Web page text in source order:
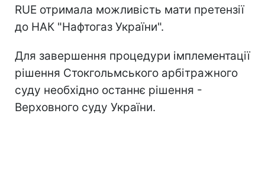
RUE отримала можливість мати претензії
до НАК "Нафтогаз України".
Для завершення процедури імплементації
рішення Стокгольмського арбітражного
суду необхідно останнє рішення -
Верховного суду України.